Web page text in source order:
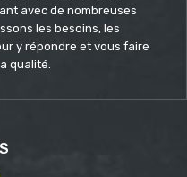
avec de nombreuses
les besoins, les
y répondre et vous faire
qualité.